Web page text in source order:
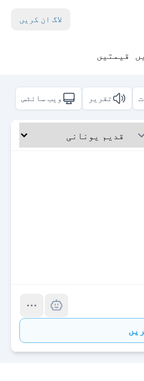
لاگ ان کریں
قیمتیں
تقریر ویب سائٹس